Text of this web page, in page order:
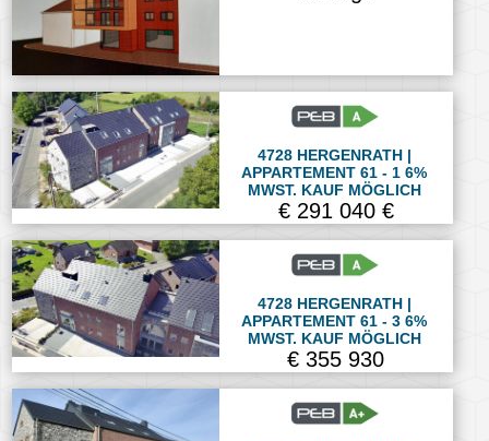
4728 HERGENRATH |
APPARTEMENT 61 - 1 6%
MWST. KAUF MÖGLICH
€ 291 040 €
4728 HERGENRATH |
APPARTEMENT 61 - 3 6%
MWST. KAUF MÖGLICH
€ 355 930